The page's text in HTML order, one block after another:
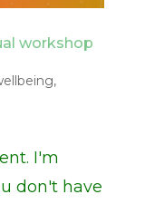
workshop
,
I'm
don't have